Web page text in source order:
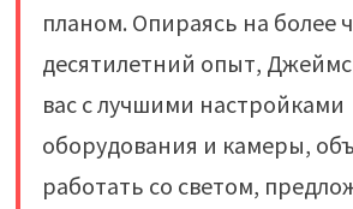
планом. Опираясь на более
десятилетний опыт,
вас с лучшими настройками
оборудования и камеры,
работать со светом,